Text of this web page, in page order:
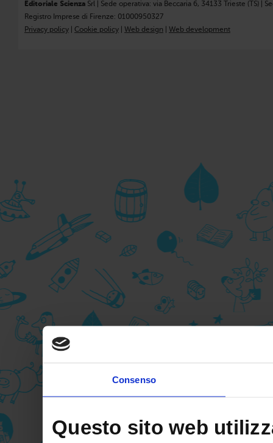
Consenso
Questo sito web
Editoriale Scienza Srl | Sede operativa: via Beccaria 6, 34133 Trieste (TS) |
Registro Imprese di Firenze: 01000950327
Privacy policy
Cookie policy Web design Web development